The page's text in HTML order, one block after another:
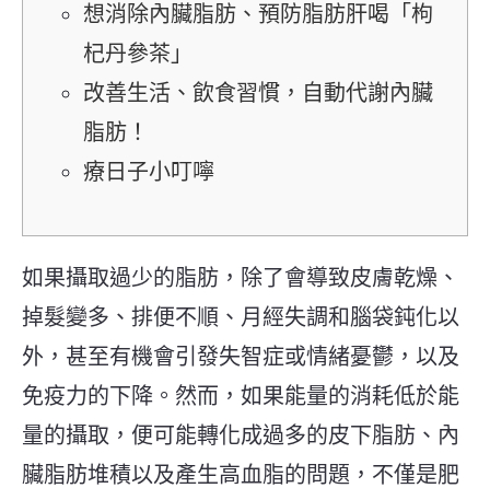
想消除內臟脂肪、預防脂肪肝喝「枸
杞丹參茶」
改善生活、飲食習慣，自動代謝內臟
脂肪！
療日子小叮嚀
如果攝取過少的脂肪，除了會導致皮膚乾燥、
掉髮變多、排便不順、月經失調和腦袋鈍化以
外，甚至有機會引發失智症或情緒憂鬱，以及
免疫力的下降。然而，如果能量的消耗低於能
量的攝取，便可能轉化成過多的皮下脂肪、內
臟脂肪堆積以及產生高血脂的問題，不僅是肥